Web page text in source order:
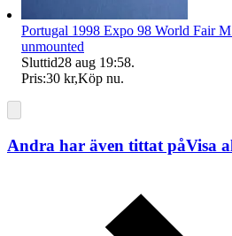
Portugal 1998 Expo 98 World Fair
unmounted
Sluttid28 aug 19:58.
Pris:30 kr,Köp nu.
Andra har även tittat påVisa